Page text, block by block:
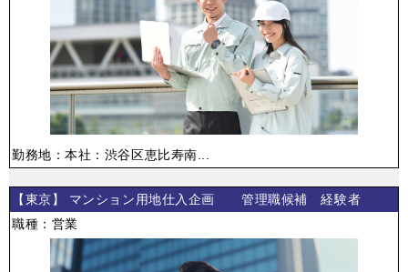
勤務地：本社：渋谷区恵比寿南...
【東京】 マンション用地仕入企画 管理職候補 経験者
職種：営業